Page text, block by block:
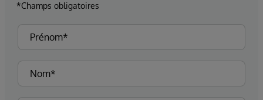
*Champs obligatoires